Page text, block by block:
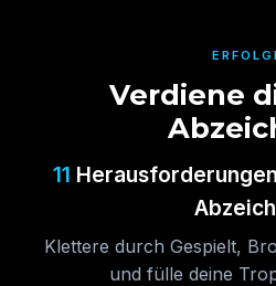
Verdiene
11
Klettere durch Gespielt,
und fülle deine